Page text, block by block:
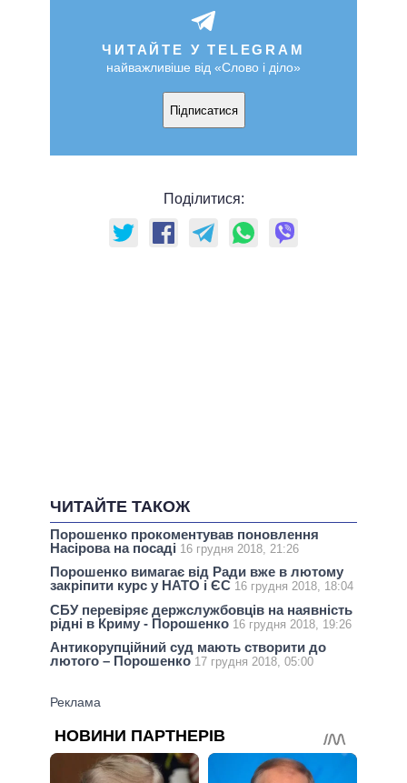
ЧИТАЙТЕ У TELEGRAM
найважливіше від «Слово і діло»
Підписатися
Поділитися:
ЧИТАЙТЕ ТАКОЖ
Порошенко прокоментував поновлення
Насірова на посаді 16 грудня 2018, 21:26
Порошенко вимагає від Ради вже в лютому
закріпити курс у НАТО і ЄС 16 грудня 2018, 18:04
СБУ перевіряє держслужбовців на наявність
рідні в Криму - Порошенко 16 грудня 2018, 19:26
Антикорупційний суд мають створити до
лютого – Порошенко 17 грудня 2018, 05:00